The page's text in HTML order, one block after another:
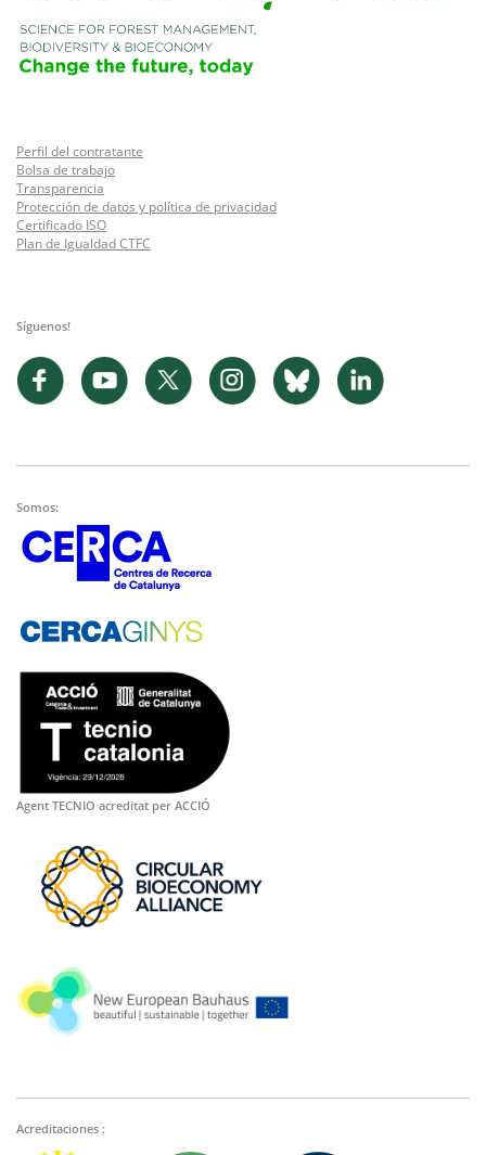
Perfil del contratante
Bolsa de trabajo
Transparencia
Protección de datos y política de privacidad
Certificado ISO
Plan de Igualdad CTFC
Síguenos!
Somos:
Agent TECNIO acreditat per ACCIÓ
Acreditaciones :